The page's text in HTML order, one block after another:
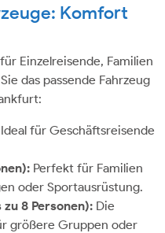
Komfort
Einzelreisende, Familien
das passende Fahrzeug
Ideal für Geschäftsreisende
Perfekt für Familien
oder Sportausrüstung.
8 Personen): Die
größere Gruppen oder